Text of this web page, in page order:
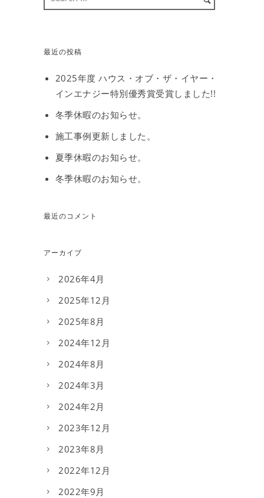
最近の投稿
2025年度 ハウス・オブ・ザ・イヤー・
インエナジー特別優秀賞受賞しました!!
冬季休暇のお知らせ。
施工事例更新しました。
夏季休暇のお知らせ。
冬季休暇のお知らせ。
最近のコメント
アーカイブ
2026年4月
2025年12月
2025年8月
2024年12月
2024年8月
2024年3月
2024年2月
2023年12月
2023年8月
2022年12月
2022年9月